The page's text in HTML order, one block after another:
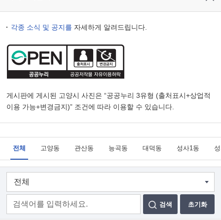
각종 소식 및 공지를 자세하게 알려드립니다.
게시판에 게시된 고양시 사진은 “공공누리 3유형 (출처표시+상업적
이용 가능+변경금지)” 조건에 따라 이용할 수 있습니다.
전체 고양동 관산동 능곡동 대덕동 성사1동
검색 초기화